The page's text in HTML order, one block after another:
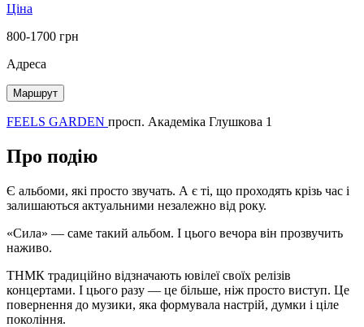
Ціна
800-1700 грн
Адреса
Маршрут
FEELS GARDEN просп. Академіка Глушкова 1
Про подію
Є альбоми, які просто звучать. А є ті, що проходять крізь час і
залишаються актуальними незалежно від року.
«Сила» — саме такий альбом. І цього вечора він прозвучить
наживо.
ТНМК традиційно відзначають ювілеї своїх релізів
концертами. І цього разу — це більше, ніж просто виступ. Це
повернення до музики, яка формувала настрій, думки і ціле
покоління.